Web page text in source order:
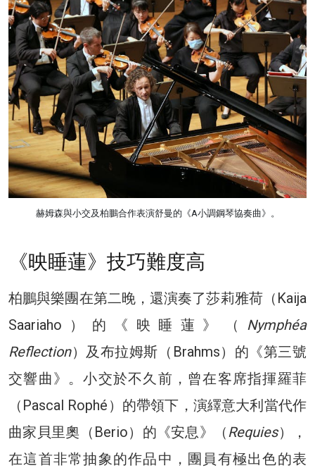
赫姆森與小交及柏鵬合作表演舒曼的《A小調鋼琴協奏曲》。
《映睡蓮》技巧難度高
柏鵬與樂團在第二晚，還演奏了莎莉雅荷（Kaija
Saariaho）的《映睡蓮》（ Nymphéa
Reflection）及布拉姆斯（Brahms）的《第三號
交響曲》。小交於不久前，曾在客席指揮羅菲
（Pascal Rophé）的帶領下，演繹意大利當代作
曲家貝里奧（Berio）的《安息》（Requies），
在這首非常抽象的作品中，團員有極出色的表